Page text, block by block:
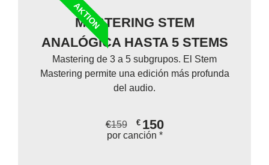
MASTERING STEM
ANALÓGICA HASTA 5 STEMS
Mastering de 3 a 5 subgrupos. El Stem
Mastering permite una edición más profunda
del audio.
€159 € 150
por canción *
AKTION